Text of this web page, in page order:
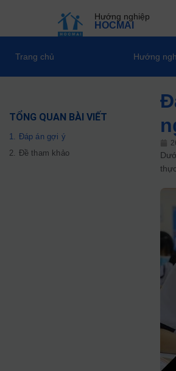
Hướng nghiệp
HOCMAI
Trang chủ Hướng
TỔNG QUAN BÀI VIẾT
1. Đáp án gợi ý
2. Đề tham khảo